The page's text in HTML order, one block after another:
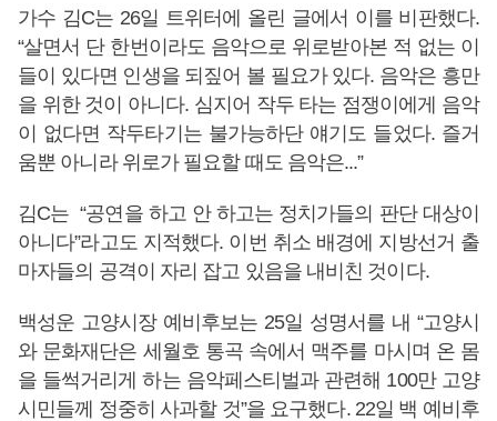
가수 김C는 26일 트위터에 올린 글에서 이를 비판했다.
“살면서 단 한번이라도 음악으로 위로받아본 적 없는 이
들이 있다면 인생을 되짚어 볼 필요가 있다. 음악은 흥만
을 위한 것이 아니다. 심지어 작두 타는 점쟁이에게 음악
이 없다면 작두타기는 불가능하단 얘기도 들었다. 즐거
움뿐 아니라 위로가 필요할 때도 음악은...”
김C는 “공연을 하고 안 하고는 정치가들의 판단 대상이
아니다”라고도 지적했다. 이번 취소 배경에 지방선거 출
마자들의 공격이 자리 잡고 있음을 내비친 것이다.
백성운 고양시장 예비후보는 25일 성명서를 내 “고양시
와 문화재단은 세월호 통곡 속에서 맥주를 마시며 온 몸
을 들썩거리게 하는 음악페스티벌과 관련해 100만 고양
시민들께 정중히 사과할 것”을 요구했다. 22일 백 예비후